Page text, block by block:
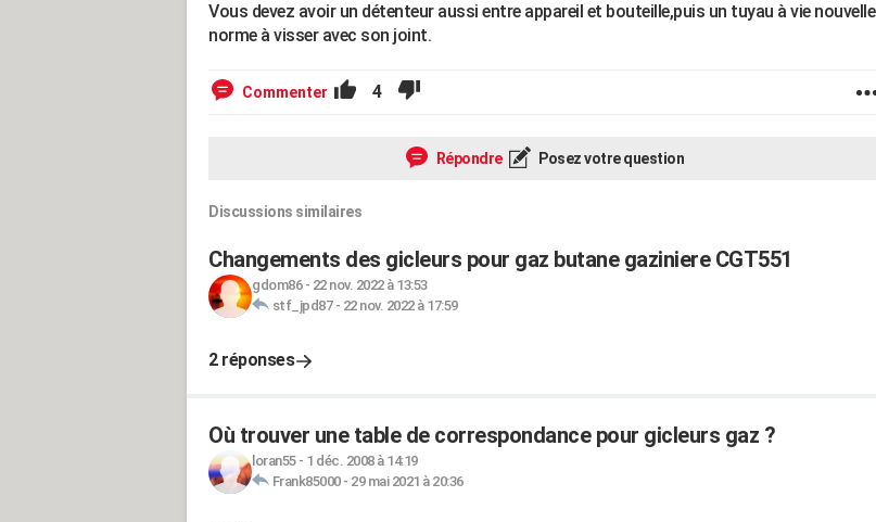
Vous devez avoir un détenteur aussi entre appareil et bouteille,puis un tuyau à vie nouvelle
norme à visser avec son joint.
Commenter 4
Répondre Posez votre question
Discussions similaires
Changements des gicleurs pour gaz butane gaziniere CGT551
gdom86- 22 nov. 2022 à 13:53
stf_jpd87- 22 nov. 2022 à 17:59
2 réponses
Où trouver une table de correspondance pour gicleurs gaz ?
loran55- 1 déc. 2008 à 14:19
Frank85000- 29 mai 2021 à 20:36